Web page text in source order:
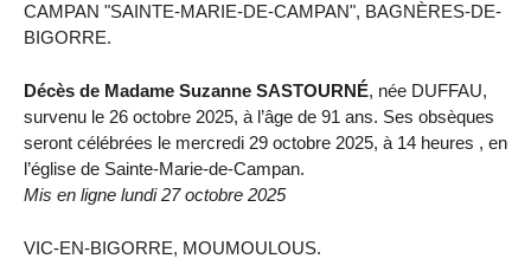
CAMPAN "SAINTE-MARIE-DE-CAMPAN", BAGNÈRES-DE-
BIGORRE.
Décès de Madame Suzanne SASTOURNÉ, née DUFFAU,
survenu le 26 octobre 2025, à l’âge de 91 ans. Ses obsèques
seront célébrées le mercredi 29 octobre 2025, à 14 heures , en
l’église de Sainte-Marie-de-Campan.
Mis en ligne lundi 27 octobre 2025
VIC-EN-BIGORRE, MOUMOULOUS.